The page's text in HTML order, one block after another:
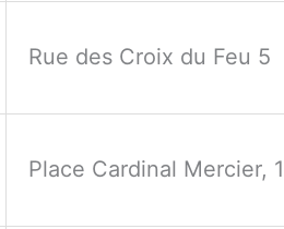
Rue des Croix du Feu 5
Place Cardinal Mercier,